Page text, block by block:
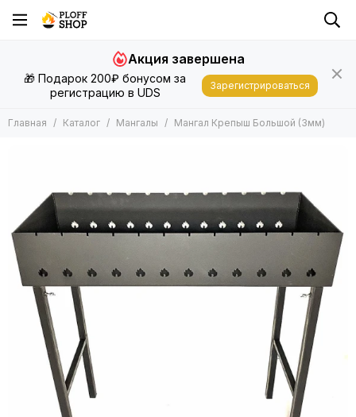
Мангалы
Мангалы-гриль
Складные мангалы
Мангалы с печью под казан
Улучшения для мангала
Шампуры и решетки
🎁 Подарок 200₽ бонусом за
регистрацию в UDS
Акция завершена
Зарегистрироваться
Главная Каталог Мангалы Мангал Крепыш Большой (3мм)